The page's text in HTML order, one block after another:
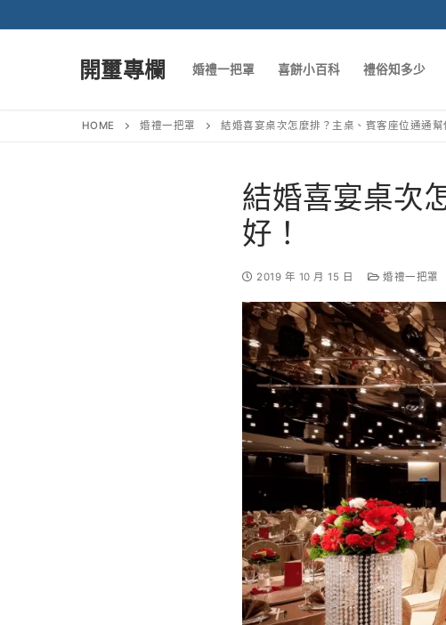
開璽專欄 婚禮一把罩 喜餅小百科 禮俗知多少
HOME 婚禮一把罩 結婚喜宴桌次怎麼排？主桌、賓客座位通通幫
結婚喜宴桌次
好！
2019 年 10 月 15 日 婚禮一把罩